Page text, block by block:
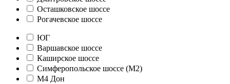
Осташковское шоссе
Рогачевское шоссе
ЮГ
Варшавское шоссе
Каширское шоссе
Симферопольское шоссе (М2)
М4 Дон